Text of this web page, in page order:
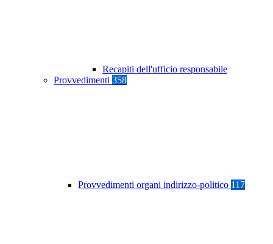
Recapiti dell'ufficio responsabile
Provvedimenti 358
Provvedimenti organi indirizzo-politico 117